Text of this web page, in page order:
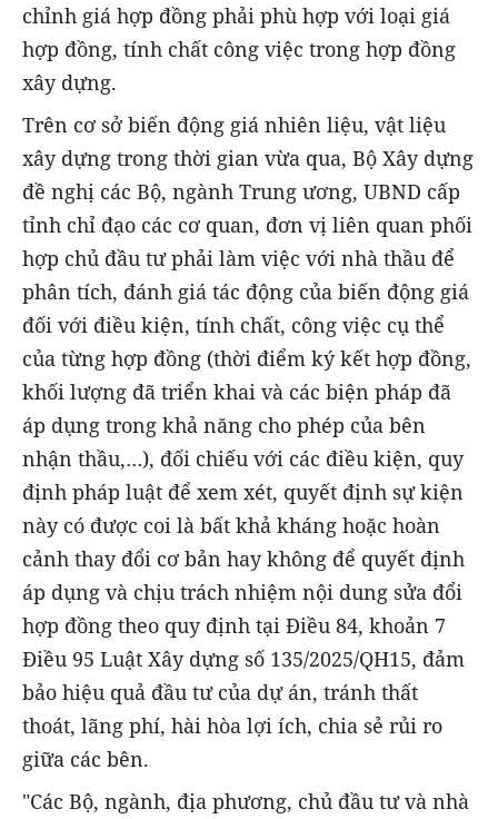
chỉnh giá hợp đồng phải phù hợp với loại giá
hợp đồng, tính chất công việc trong hợp đồng
xây dựng.
Trên cơ sở biến động giá nhiên liệu, vật liệu
xây dựng trong thời gian vừa qua, Bộ Xây dựng
đề nghị các Bộ, ngành Trung ương, UBND cấp
tỉnh chỉ đạo các cơ quan, đơn vị liên quan phối
hợp chủ đầu tư phải làm việc với nhà thầu để
phân tích, đánh giá tác động của biến động giá
đối với điều kiện, tính chất, công việc cụ thể
của từng hợp đồng (thời điểm ký kết hợp đồng,
khối lượng đã triển khai và các biện pháp đã
áp dụng trong khả năng cho phép của bên
nhận thầu,…), đối chiếu với các điều kiện, quy
định pháp luật để xem xét, quyết định sự kiện
này có được coi là bất khả kháng hoặc hoàn
cảnh thay đổi cơ bản hay không để quyết định
áp dụng và chịu trách nhiệm nội dung sửa đổi
hợp đồng theo quy định tại Điều 84, khoản 7
Điều 95 Luật Xây dựng số 135/2025/QH15, đảm
bảo hiệu quả đầu tư của dự án, tránh thất
thoát, lãng phí, hài hòa lợi ích, chia sẻ rủi ro
giữa các bên.
"Các Bộ, ngành, địa phương, chủ đầu tư và nhà